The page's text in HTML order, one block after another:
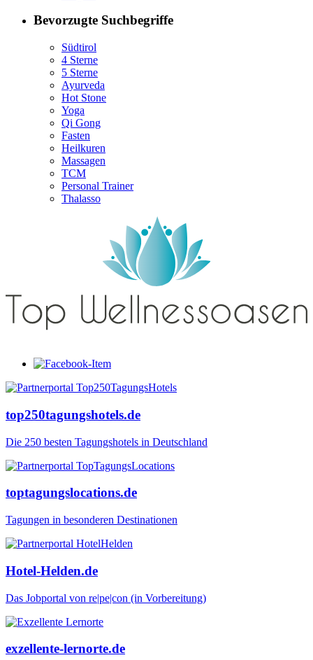
Bevorzugte Suchbegriffe
Südtirol
4 Sterne
5 Sterne
Ayurveda
Hot Stone
Yoga
Qi Gong
Fasten
Heilkuren
Massagen
TCM
Personal Trainer
Thalasso
top250tagungshotels.de
Die 250 besten Tagungshotels in Deutschland
toptagungslocations.de
Tagungen in besonderen Destinationen
Hotel-Helden.de
Das Jobportal von re|pe|con (in Vorbereitung)
exzellente-lernorte.de